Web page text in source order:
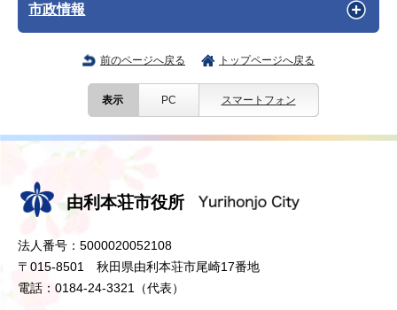
市政情報
前のページへ戻る トップページへ戻る
表示 PC スマートフォン
由利本荘市役所
法人番号：5000020052108
〒015-8501 秋田県由利本荘市尾崎17番地
電話：0184-24-3321（代表）